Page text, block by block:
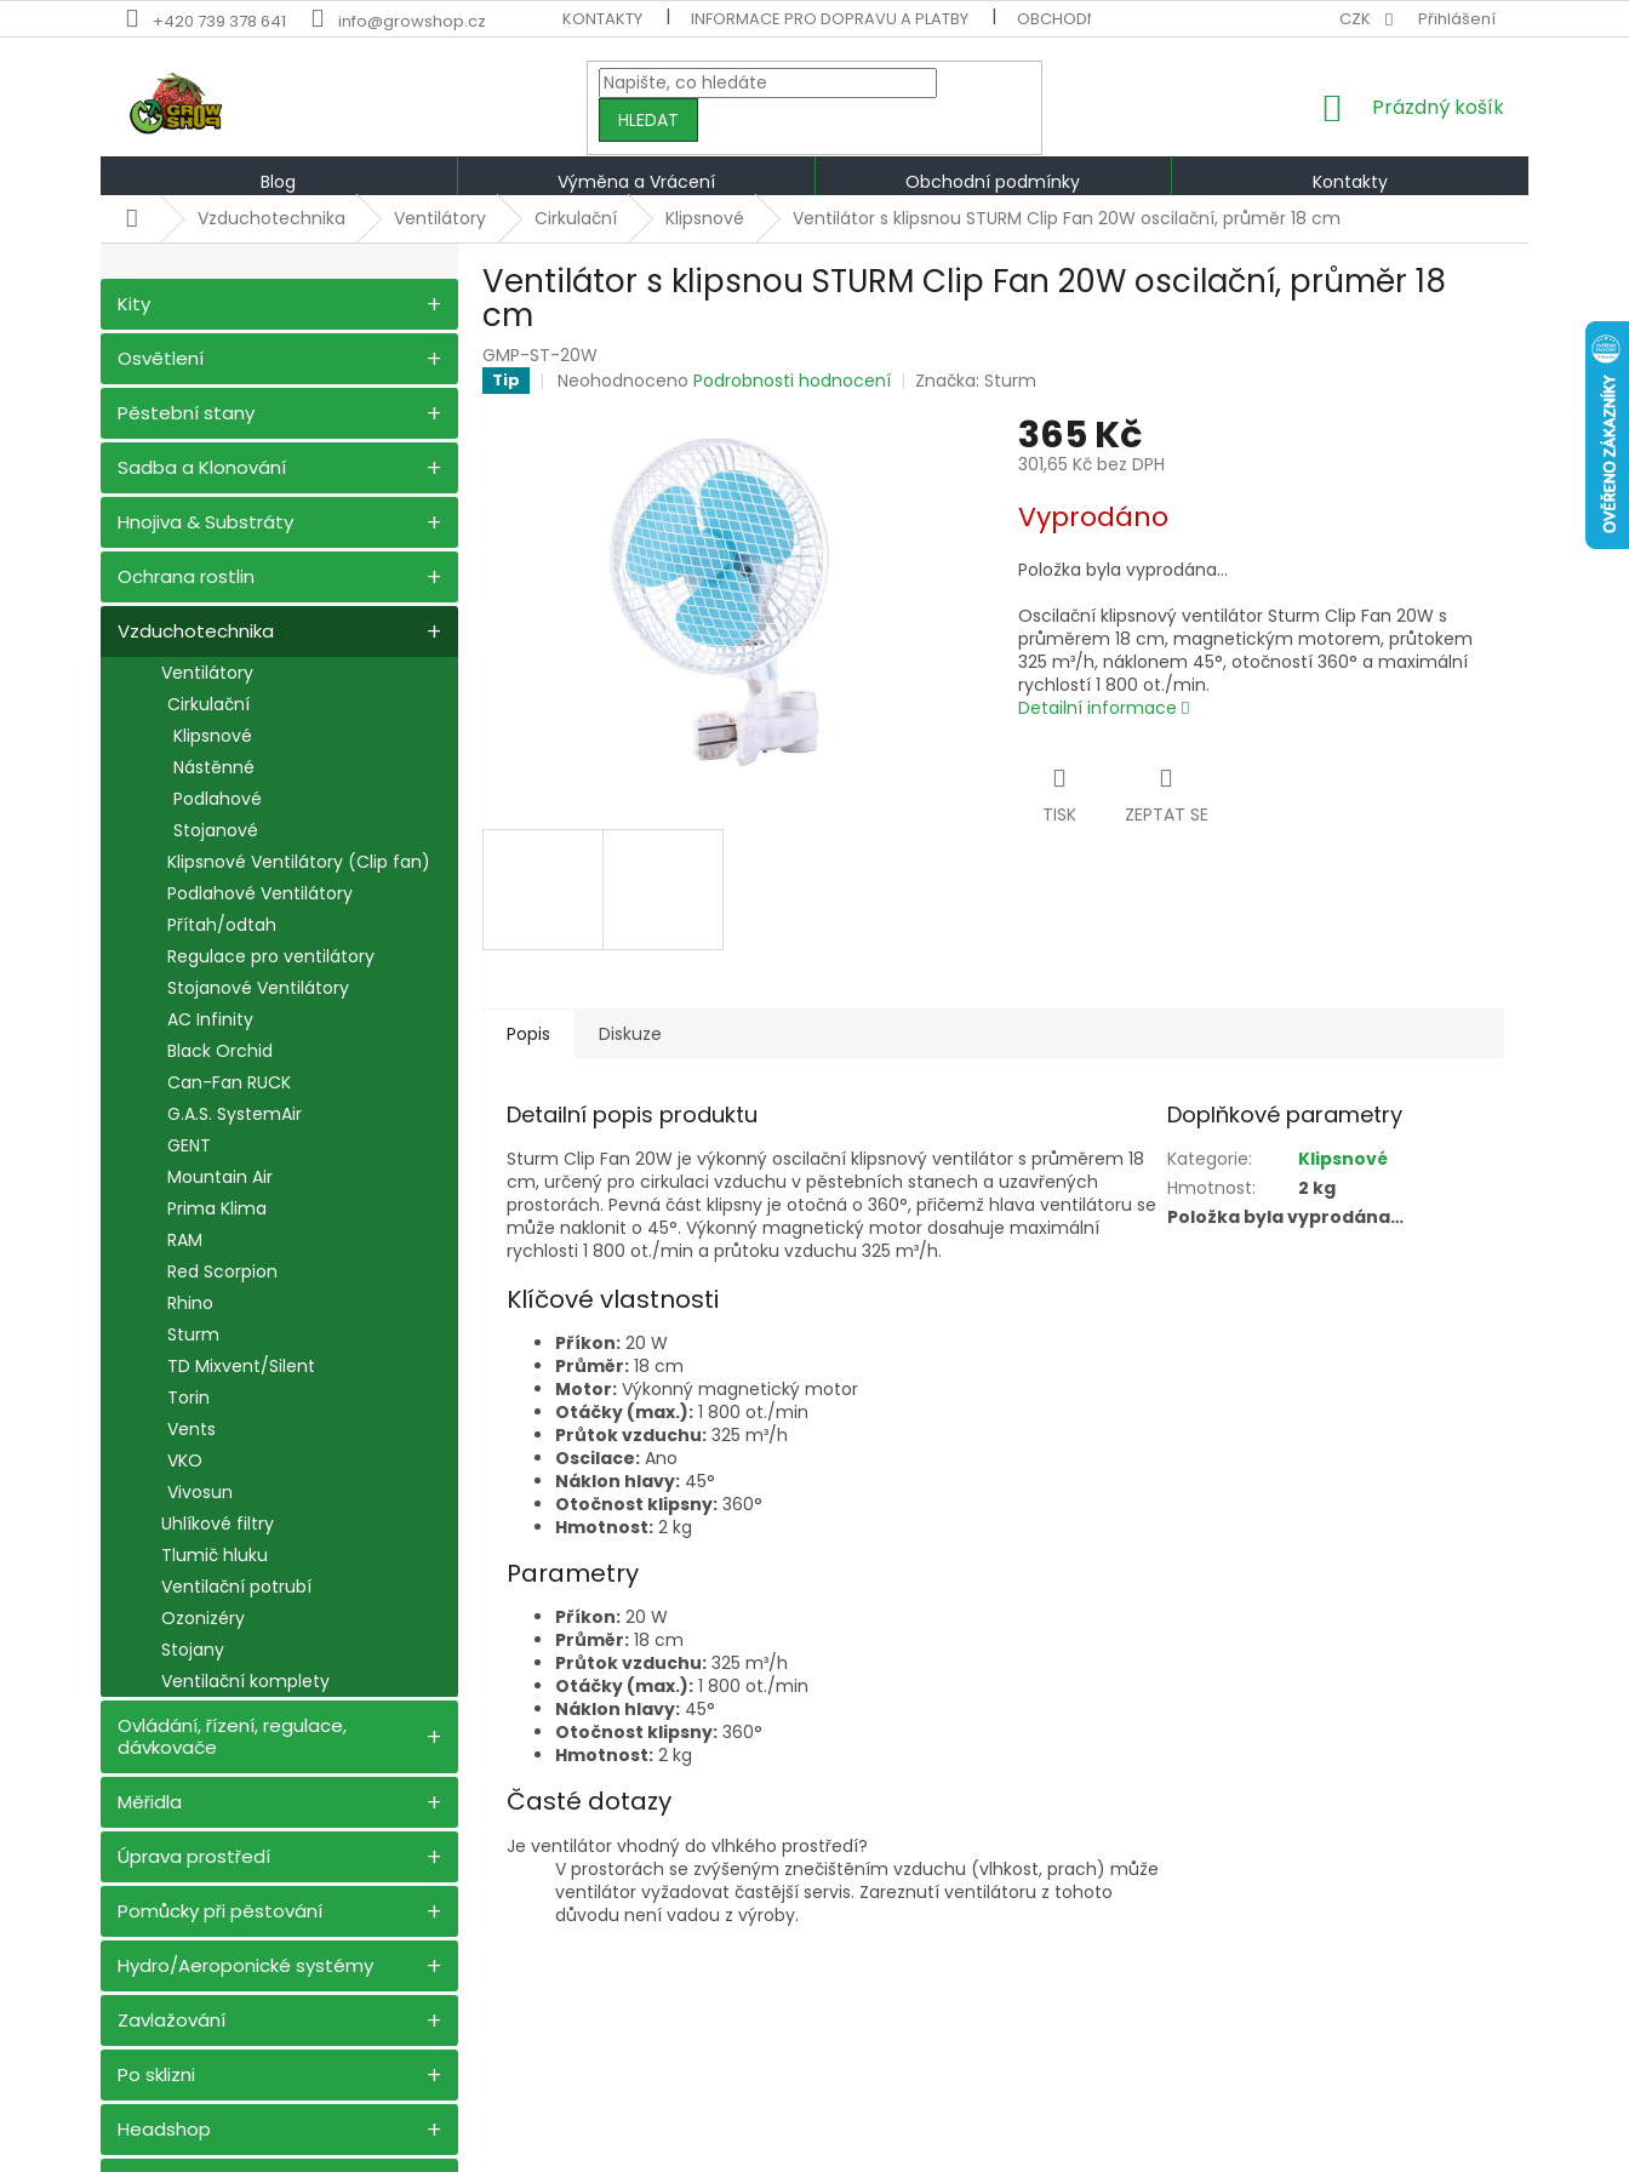
na
+420 739 378 641 info@growshop.cz KONTAKTY INFORMACE PRO DOPRAVU A PLATBY OBCHODNÍ PODMÍNKY VÝMĚNA A VRÁCENÍ PODMÍNKY OCHRANY
CZK Přihlášení
HLEDAT
NÁKUPNÍ
Prázdný košík
Blog Výměna a Vrácení Obchodní podmínky
Kontakty
DomůVzduchotechnika Ventilátory Cirkulační Klipsnové Ventilátor s klipsnou STURM Clip Fan 20W oscilační, průměr 18 cm
o
t
a
n
p
n
l
kategorie
Kity
Osvětlení
Pěstební stany
Sadba a Klonování
Hnojiva & Substráty
Ochrana rostlin
Vzduchotechnika
Ventilátory
Cirkulační
Klipsnové
Nástěnné
Podlahové
Stojanové
Klipsnové Ventilátory (Clip fan)
Podlahové Ventilátory
Přítah/odtah
Regulace pro ventilátory
Stojanové Ventilátory
AC Infinity
Black Orchid
Can-Fan RUCK
G.A.S. SystemAir
GENT
Mountain Air
Prima Klima
RAM
Red Scorpion
Rhino
Sturm
TD Mixvent/Silent
Torin
Vents
VKO
Vivosun
Uhlíkové filtry
Tlumič hluku
Ventilační potrubí
Ozonizéry
Stojany
Ventilační komplety
Ovládání, řízení, regulace,
dávkovače
Měřidla
Úprava prostředí
Pomůcky při pěstování
Hydro/Aeroponické systémy
Zavlažování
Po sklizni
Headshop
Ventilátor s klipsnou STURM Clip Fan 20W oscilační, průměr 18
cm
GMP-ST-20W
Tip
Průměrné
hvězdiček.
Neohodnoceno Podrobnosti hodnocení Značka: Sturm
365 Kč
301,65 Kč bez DPH
cena:
Vyprodáno
Položka byla vyprodána…
Oscilační klipsnový ventilátor Sturm Clip Fan 20W s
průměrem 18 cm, magnetickým motorem, průtokem
325 m³/h, náklonem 45°, otočností 360° a maximální
rychlostí 1 800 ot./min.
Detailní informace
TISK ZEPTAT SE
Popis Diskuze
Detailní popis produktu
Sturm Clip Fan 20W je výkonný oscilační klipsnový ventilátor s průměrem 18
cm, určený pro cirkulaci vzduchu v pěstebních stanech a uzavřených
prostorách. Pevná část klipsny je otočná o 360°, přičemž hlava ventilátoru se
může naklonit o 45°. Výkonný magnetický motor dosahuje maximální
rychlosti 1 800 ot./min a průtoku vzduchu 325 m³/h.
Klíčové vlastnosti
Příkon: 20 W
Průměr: 18 cm
Motor: Výkonný magnetický motor
Otáčky (max.): 1 800 ot./min
Průtok vzduchu: 325 m³/h
Oscilace: Ano
Náklon hlavy: 45°
Otočnost klipsny: 360°
Hmotnost: 2 kg
Parametry
Příkon: 20 W
Průměr: 18 cm
Průtok vzduchu: 325 m³/h
Otáčky (max.): 1 800 ot./min
Náklon hlavy: 45°
Otočnost klipsny: 360°
Hmotnost: 2 kg
Časté dotazy
Je ventilátor vhodný do vlhkého prostředí?
V prostorách se zvýšeným znečištěním vzduchu (vlhkost, prach) může
ventilátor vyžadovat častější servis. Zareznutí ventilátoru z tohoto
důvodu není vadou z výroby.
Doplňkové parametry
Kategorie:
Klipsnové
Hmotnost:
2 kg
Položka byla vyprodána…